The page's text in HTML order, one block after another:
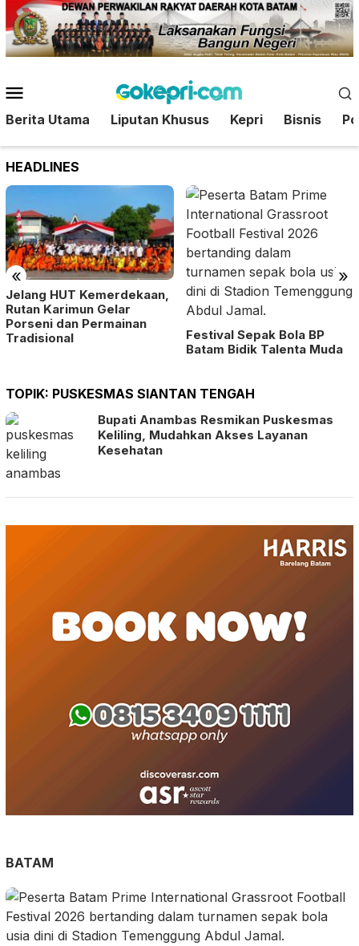
Loncat
ke
konten
Mobile
Berita Utama Liputan Khusus Kepri Bisnis
HEADLINES
« »
Jelang HUT Kemerdekaan,
Rutan Karimun Gelar
Porseni dan Permainan
Tradisional
Festival Sepak Bola BP
Batam Bidik Talenta Muda
TOPIK: PUSKESMAS SIANTAN TENGAH
Bupati Anambas Resmikan Puskesmas
Keliling, Mudahkan Akses Layanan
Kesehatan
BATAM